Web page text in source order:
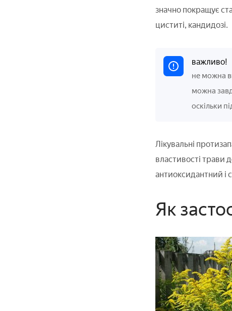
значно покращує
циститі, кандидозі.
важливо!
не можна
можна
оскільки
Лікувальні
властивості трави
антиоксидантний і
Як